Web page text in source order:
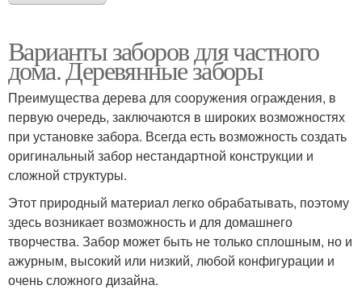
Варианты заборов для частного
дома. Деревянные заборы
Преимущества дерева для сооружения ограждения, в
первую очередь, заключаются в широких возможностях
при установке забора. Всегда есть возможность создать
оригинальный забор нестандартной конструкции и
сложной структуры.
Этот природный материал легко обрабатывать, поэтому
здесь возникает возможность и для домашнего
творчества. Забор может быть не только сплошным, но и
ажурным, высокий или низкий, любой конфигурации и
очень сложного дизайна.